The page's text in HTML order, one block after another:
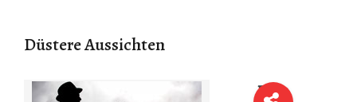
Düstere Aussichten
Die